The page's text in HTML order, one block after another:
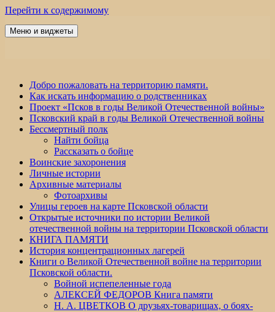
Перейти к содержимому
Победа 60
Меню и виджеты
Добро пожаловать на территорию памяти.
Как искать информацию о родственниках
Проект «Псков в годы Великой Отечественной войны»
Псковский край в годы Великой Отечественной войны
Бессмертный полк
Найти бойца
Рассказать о бойце
Воинские захоронения
Личные истории
Архивные материалы
Фотоархивы
Улицы героев на карте Псковской области
Открытые источники по истории Великой
отечественной войны на территории Псковской области
КНИГА ПАМЯТИ
История концентрационных лагерей
Книги о Великой Отечественной войне на территории
Псковской области.
Войной испепеленные года
АЛЕКСЕЙ ФЕДОРОВ Книга памяти
Н. А. ЦВЕТКОВ О друзьях-товарищах, о боях-